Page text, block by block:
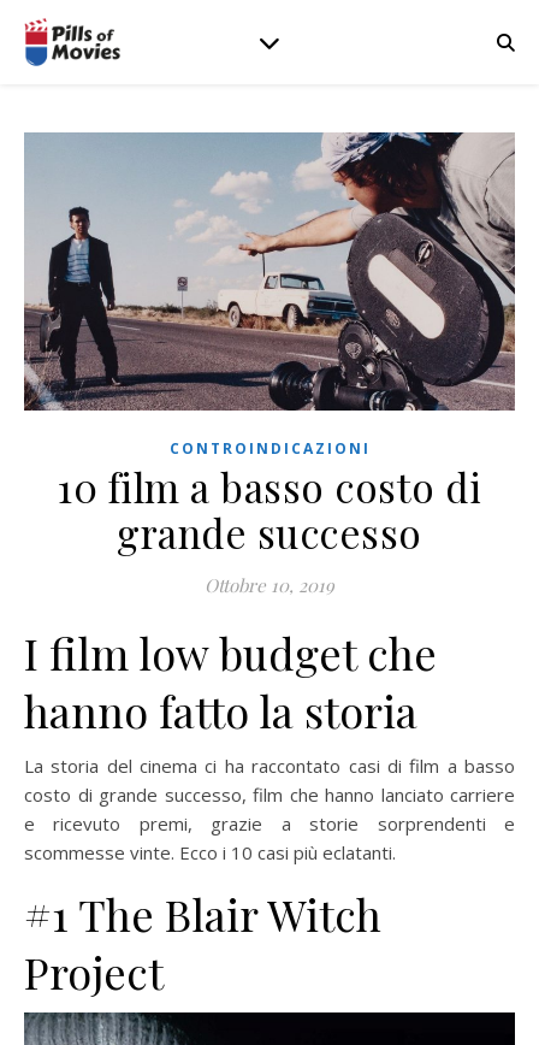
CONTROINDICAZIONI
10 film a basso costo di
grande successo
Ottobre 10, 2019
I film low budget che
hanno fatto la storia
La storia del cinema ci ha raccontato casi di film a basso
costo di grande successo, film che hanno lanciato carriere
e ricevuto premi, grazie a storie sorprendenti e
scommesse vinte. Ecco i 10 casi più eclatanti.
#1 The Blair Witch
Project